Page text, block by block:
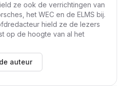
ze ook de verrichtingen van
het WEC en de ELMS bij.
hield ze de lezers
op de hoogte van al het
auteur